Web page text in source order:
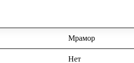
Мрамор
Нет